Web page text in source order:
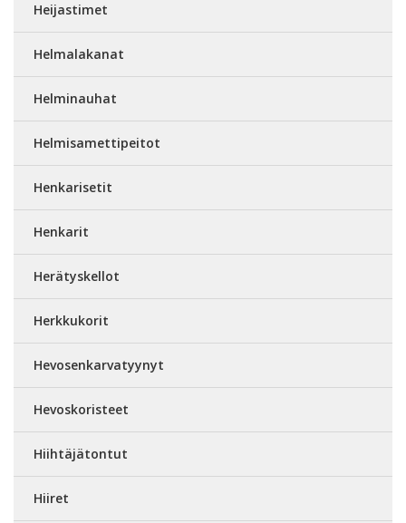
Heijastimet
Helmalakanat
Helminauhat
Helmisamettipeitot
Henkarisetit
Henkarit
Herätyskellot
Herkkukorit
Hevosenkarvatyynyt
Hevoskoristeet
Hiihtäjätontut
Hiiret